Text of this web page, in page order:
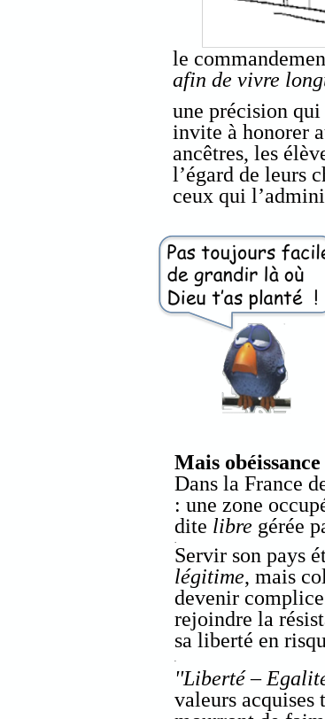
Mais
Dans la France
: une zone
dite libre gérée
Servir son pays
légitime, mais
devenir
rejoindre la
sa liberté en
''Liberté –
valeurs acquises
le
afin de vivre
une précision
invite à honorer
ancêtres, les
l’égard de leurs
ceux qui